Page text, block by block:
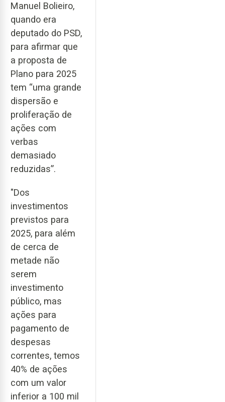
Manuel Bolieiro,
quando era
deputado do PSD,
para afirmar que
a proposta de
Plano para 2025
tem “uma grande
dispersão e
proliferação de
ações com
verbas
demasiado
reduzidas”.
"Dos
investimentos
previstos para
2025, para além
de cerca de
metade não
serem
investimento
público, mas
ações para
pagamento de
despesas
correntes, temos
40% de ações
com um valor
inferior a 100 mil